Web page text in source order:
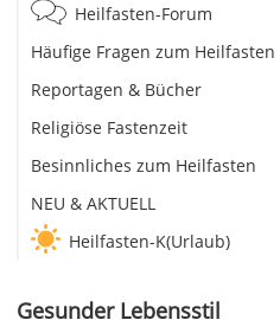
Heilfasten-Forum
Häufige Fragen zum Heilfasten
Reportagen & Bücher
Religiöse Fastenzeit
Besinnliches zum Heilfasten
NEU & AKTUELL
Heilfasten-K(Urlaub)
Gesunder Lebensstil